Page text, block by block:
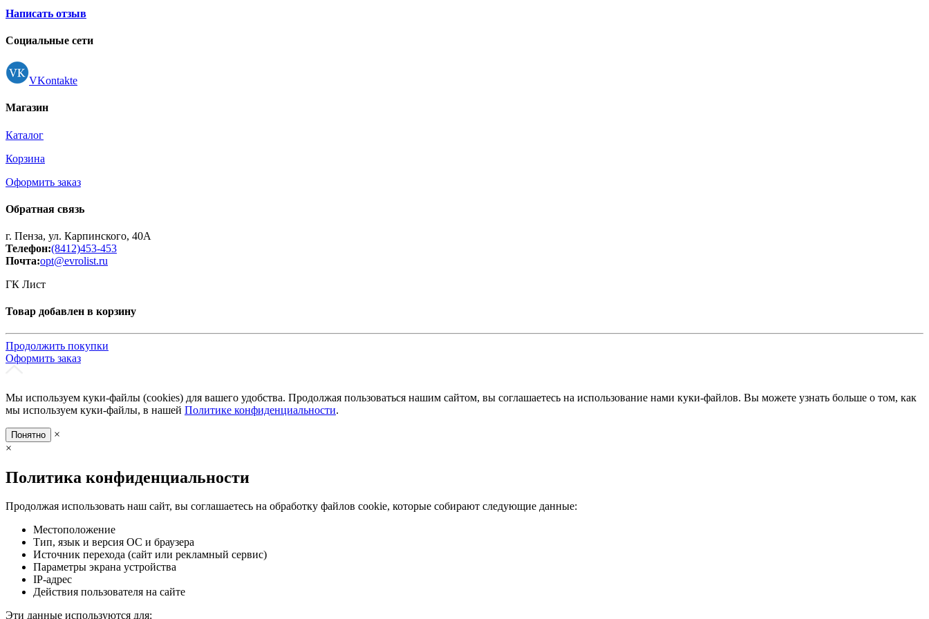
Написать отзыв
Социальные сети
VKontakte
Магазин
Каталог
Корзина
Оформить заказ
Обратная связь
г. Пенза, ул. Карпинского, 40А
Телефон:(8412)453-453
Почта:opt@evrolist.ru
ГК Лист
Товар добавлен в корзину
Продолжить покупки
Оформить заказ
Мы используем куки-файлы (cookies) для вашего удобства. Продолжая пользоваться нашим сайтом, вы соглашаетесь на использование нами куки-файлов. Вы можете узнать больше о том, как
мы используем куки-файлы, в нашей Политике конфиденциальности.
Понятно
×
×
Политика конфиденциальности
Продолжая использовать наш сайт, вы соглашаетесь на обработку файлов cookie, которые собирают следующие данные:
Местоположение
Тип, язык и версия ОС и браузера
Источник перехода (сайт или рекламный сервис)
Параметры экрана устройства
IP-адрес
Действия пользователя на сайте
Эти данные используются для: